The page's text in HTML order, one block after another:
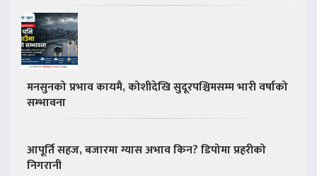
मनसुनको प्रभाव कायमै, कोशीदेखि सुदूरपश्चिमसम्म भारी वर्षाको
सम्भावना
आपूर्ति सहज, बजारमा ग्यास अभाव किन? डिपोमा प्रहरीको
निगरानी